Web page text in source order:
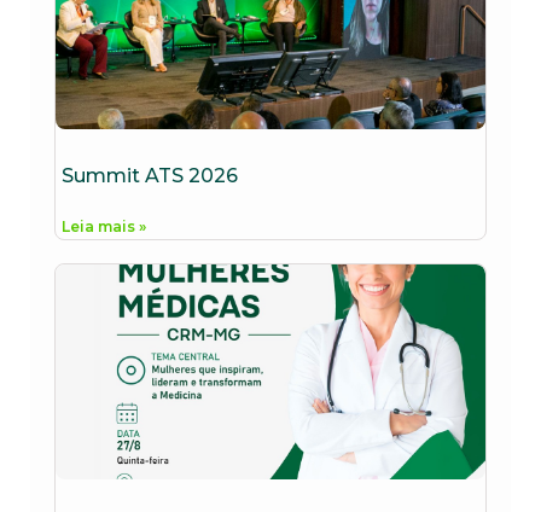
Summit ATS 2026
Leia mais »